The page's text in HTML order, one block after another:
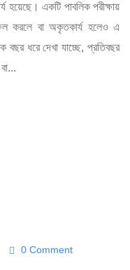
হয়েছে। একটি পাবলিক পরীক্ষায়
করলে বা অকৃতকার্য হলেও এ
ধরে দেখা যাচ্ছে, প্রতিবছর
0 Comment